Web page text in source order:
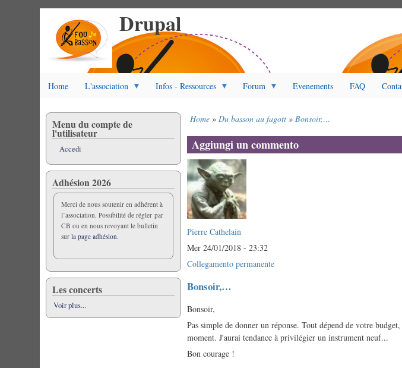
Drupal
Home L'association Infos - Ressources Forum Evenements FAQ
di
pane
Home Du basson au fagott Bonsoir,…
Aggiungi un commento
Pierre Cathelain
Mer 24/01/2018 - 23:32
Collegamento permanente
Bonsoir,…
Bonsoir,
Pas simple de donner un réponse. Tout dépend de votre
moment. J'aurai tendance à privilégier un instrument neuf...
Bon courage !
Menu du compte de
l'utilisateur
Accedi
Adhésion 2026
Merci de nous soutenir en adhérent à
l’association. Possibilité de régler par
CB ou en nous revoyant le bulletin
surla page adhésion.
Les concerts
Voir plus...